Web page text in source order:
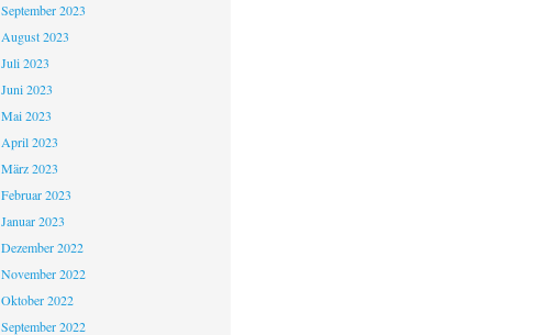
September 2023
August 2023
Juli 2023
Juni 2023
Mai 2023
April 2023
März 2023
Februar 2023
Januar 2023
Dezember 2022
November 2022
Oktober 2022
September 2022